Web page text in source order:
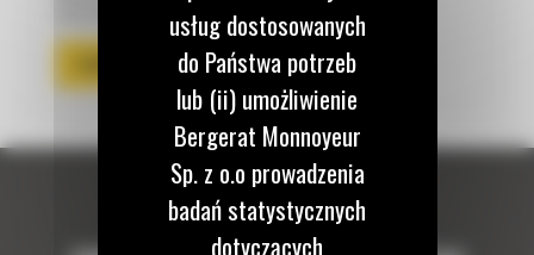
KOLEJNY
usług dostosowanych
do Państwa potrzeb
lub (ii) umożliwienie
Bergerat Monnoyeur
Sp. z o.o prowadzenia
badań statystycznych
dotyczących